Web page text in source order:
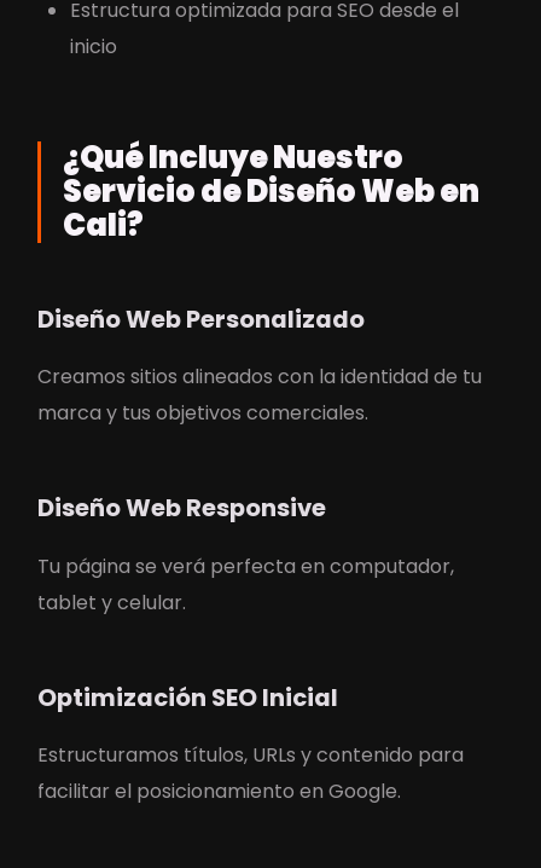
Estructura optimizada para SEO desde el
inicio
¿Qué Incluye Nuestro
Servicio de Diseño Web en
Cali?
Diseño Web Personalizado
Creamos sitios alineados con la identidad de tu
marca y tus objetivos comerciales.
Diseño Web Responsive
Tu página se verá perfecta en computador,
tablet y celular.
Optimización SEO Inicial
Estructuramos títulos, URLs y contenido para
facilitar el posicionamiento en Google.